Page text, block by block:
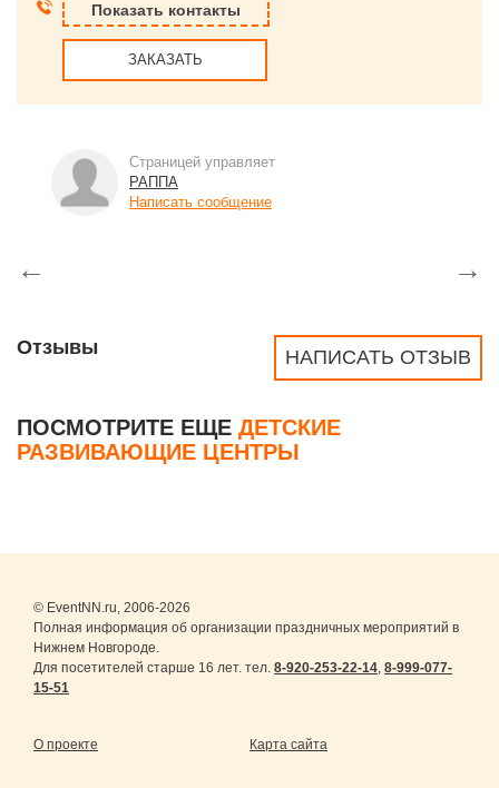
Показать контакты
ЗАКАЗАТЬ
Страницей управляет
РАППА
Написать сообщение
← →
НАПИСАТЬ ОТЗЫВ
Отзывы
ПОСМОТРИТЕ ЕЩЕ ДЕТСКИЕ
РАЗВИВАЮЩИЕ ЦЕНТРЫ
© EventNN.ru, 2006-2026
Полная информация об организации праздничных мероприятий в
Нижнем Новгороде.
Для посетителей старше 16 лет. тел. 8-920-253-22-14, 8-999-077-
15-51
О проекте Карта сайта